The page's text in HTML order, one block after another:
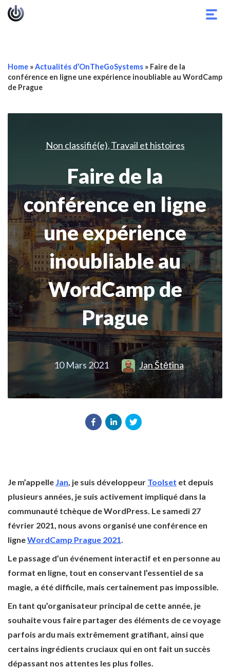
Home »Actualités d’OnTheGoSystems » Faire de la
conférence en ligne une expérience inoubliable au WordCamp
de Prague
Non classifié(e), Travail et histoires
Faire de la
conférence en ligne
une expérience
inoubliable au
WordCamp de
Prague
10 Mars 2021 Jan Štětina
Je m’appelle Jan, je suis développeur Toolset et depuis
plusieurs années, je suis activement impliqué dans la
communauté tchèque de WordPress. Le samedi 27
février 2021, nous avons organisé une conférence en
ligneWordCamp Prague 2021.
Le passage d’un événement interactif et en personne au
format en ligne, tout en conservant l’essentiel de sa
magie, a été difficile, mais certainement pas impossible.
En tant qu’organisateur principal de cette année, je
souhaite vous faire partager des éléments de ce voyage
parfois ardu mais extrêmement gratifiant, ainsi que
certains ingrédients cruciaux qui en ont fait un succès
dépassant nos attentes les plus folles.